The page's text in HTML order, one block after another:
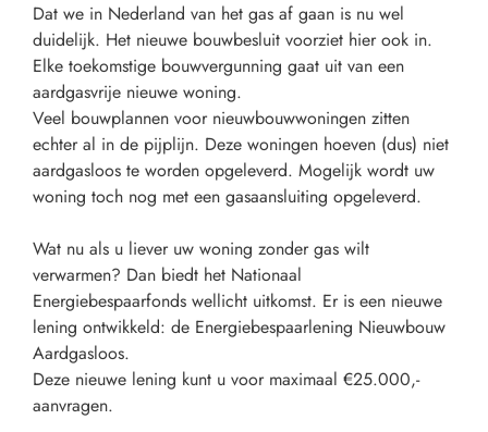
Dat we in Nederland van het gas af gaan is nu wel
duidelijk. Het nieuwe bouwbesluit voorziet hier ook in.
Elke toekomstige bouwvergunning gaat uit van een
aardgasvrije nieuwe woning.
Veel bouwplannen voor nieuwbouwwoningen zitten
echter al in de pijplijn. Deze woningen hoeven (dus) niet
aardgasloos te worden opgeleverd. Mogelijk wordt uw
woning toch nog met een gasaansluiting opgeleverd.
Wat nu als u liever uw woning zonder gas wilt
verwarmen? Dan biedt het Nationaal
Energiebespaarfonds wellicht uitkomst. Er is een nieuwe
lening ontwikkeld: de Energiebespaarlening Nieuwbouw
Aardgasloos.
Deze nieuwe lening kunt u voor maximaal €25.000,-
aanvragen.